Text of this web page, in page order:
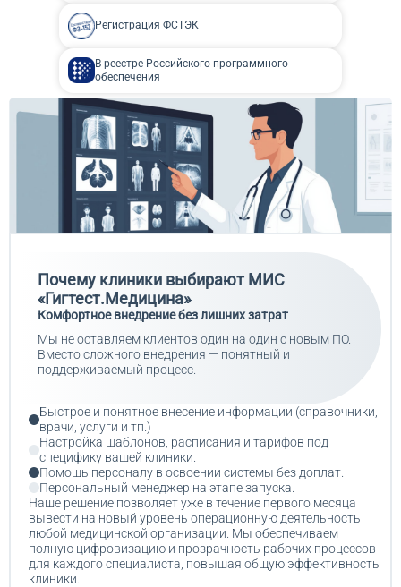
Регистрация ФСТЭК
В реестре Российского программного
обеспечения
Почему клиники выбирают МИС
«Гигтест.Медицина»
Комфортное внедрение без лишних затрат
Мы не оставляем клиентов один на один с новым ПО.
Вместо сложного внедрения — понятный и
поддерживаемый процесс.
Быстрое и понятное внесение информации (справочники,
врачи, услуги и тп.)
Настройка шаблонов, расписания и тарифов под
специфику вашей клиники.
Помощь персоналу в освоении системы без доплат.
Персональный менеджер на этапе запуска.
Наше решение позволяет уже в течение первого месяца
вывести на новый уровень операционную деятельность
любой медицинской организации. Мы обеспечиваем
полную цифровизацию и прозрачность рабочих процессов
для каждого специалиста, повышая общую эффективность
клиники.